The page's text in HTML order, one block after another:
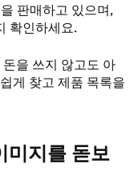
판매하고 있으며,
확인하세요.
을 쓰지 않고도 아
게 찾고 제품 목록을
미지를 돋보